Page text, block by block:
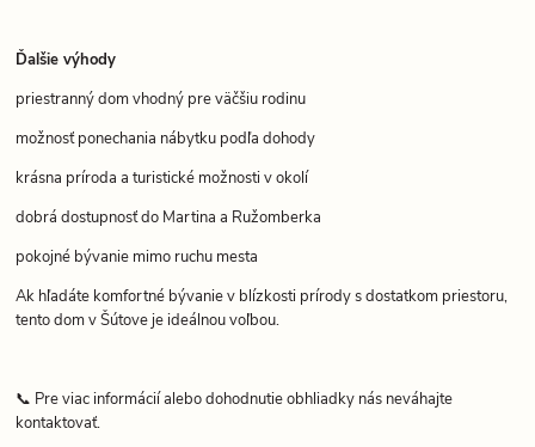
Ďalšie výhody
priestranný dom vhodný pre väčšiu rodinu
možnosť ponechania nábytku podľa dohody
krásna príroda a turistické možnosti v okolí
dobrá dostupnosť do Martina a Ružomberka
pokojné bývanie mimo ruchu mesta
Ak hľadáte komfortné bývanie v blízkosti prírody s dostatkom priestoru,
tento dom v Šútove je ideálnou voľbou.
📞 Pre viac informácií alebo dohodnutie obhliadky nás neváhajte
kontaktovať.